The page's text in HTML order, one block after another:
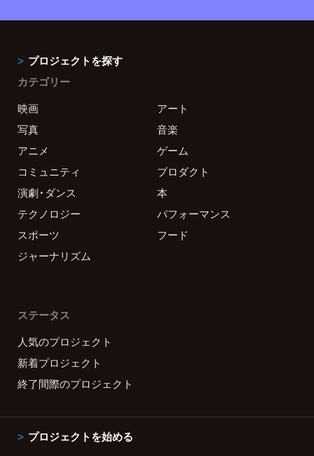
プロジェクトを探す
カテゴリー
映画
アート
写真
音楽
アニメ
ゲーム
コミュニティ
プロダクト
演劇・ダンス
本
テクノロジー
パフォーマンス
スポーツ
フード
ジャーナリズム
ステータス
人気のプロジェクト
新着プロジェクト
終了間際のプロジェクト
プロジェクトを始める